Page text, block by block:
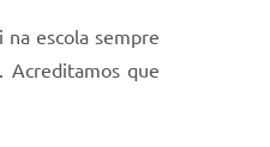
na escola sempre
Acreditamos que